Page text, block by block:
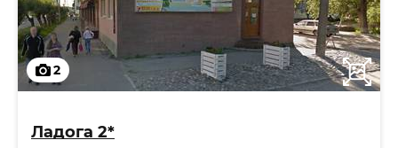
2
Ладога 2*